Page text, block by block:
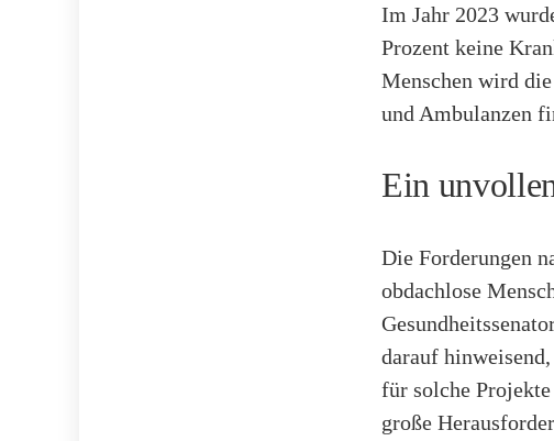
Im Jahr 2023
Prozent keine
Menschen wird
und Ambulanzen
Ein
Die Forderungen
obdachlose
darauf
für solche
große